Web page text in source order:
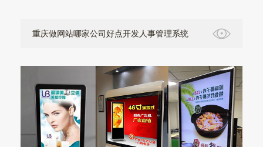
重庆做网站哪家公司好点开发人事管理系统